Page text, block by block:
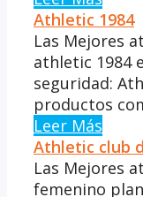
Athletic 1984
Las Mejores
athletic 1984
seguridad:
productos
Leer Más
Athletic club
Las Mejores
femenino